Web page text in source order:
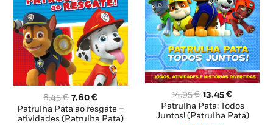
8,45€ O
preço
original
7,60€O
preço
atual
Patrulha Pata ao resgate –
atividades (Patrulha Pata)
14,95€ O
preço
original
13,45€O
preço
atual
Patrulha Pata: Todos
Juntos! (Patrulha Pata)